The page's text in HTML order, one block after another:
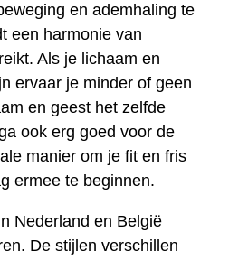
en ademhaling te
een harmonie van
Als je lichaam en
ervaar je minder of geen
en geest het zelfde
ook erg goed voor de
manier om je fit en fris
ermee te beginnen.
Nederland en België
De stijlen verschillen